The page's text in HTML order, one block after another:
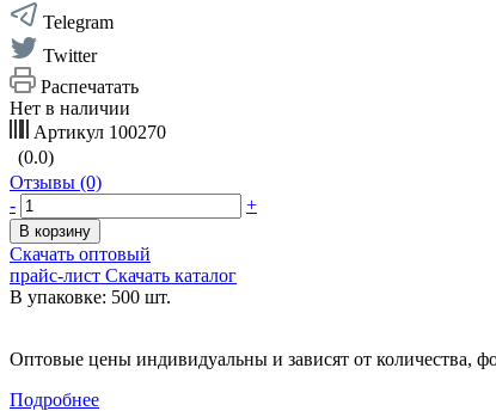
Telegram
Twitter
Распечатать
Нет в наличии
Артикул 100270
(0.0)
Отзывы (0)
-
+
В корзину
Скачать оптовый
прайс-лист Скачать каталог
В упаковке: 500 шт.
Оптовые цены индивидуальны и зависят от количества,
Подробнее